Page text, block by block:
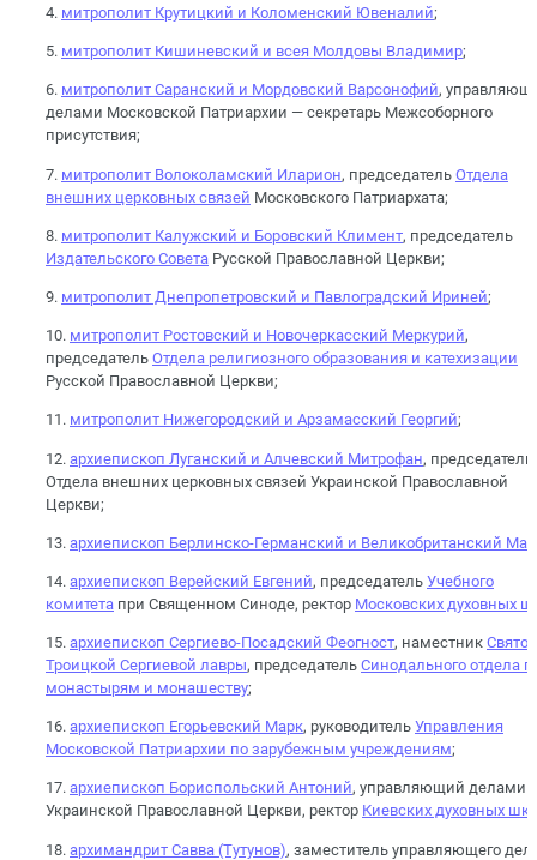
4. митрополит Крутицкий и Коломенский Ювеналий;
5. митрополит Кишиневский и всея Молдовы Владимир;
6. митрополит Саранский и Мордовский Варсонофий,
делами Московской Патриархии — секретарь Межсоборного
присутствия;
7. митрополит Волоколамский Иларион, председатель Отдела
внешних церковных связей Московского Патриархата;
8. митрополит Калужский и Боровский Климент, председатель
Издательского Совета Русской Православной Церкви;
9. митрополит Днепропетровский и Павлоградский Ириней;
10. митрополит Ростовский и Новочеркасский Меркурий,
председатель Отдела религиозного образования и катехизации
Русской Православной Церкви;
11. митрополит Нижегородский и Арзамасский Георгий;
12. архиепископ Луганский и Алчевский Митрофан, председатель
Отдела внешних церковных связей Украинской Православной
Церкви;
13. архиепископ Берлинско-Германский и Великобританский
14. архиепископ Верейский Евгений, председатель Учебного
комитета при Священном Синоде, ректор Московских духовных
15. архиепископ Сергиево-Посадский Феогност, наместник Свято-
Троицкой Сергиевой лавры, председатель Синодального отдела
монастырям и монашеству;
16. архиепископ Егорьевский Марк, руководитель Управления
Московской Патриархии по зарубежным учреждениям;
17. архиепископ Бориспольский Антоний, управляющий делами
Украинской Православной Церкви, ректор Киевских духовных
18. архимандрит Савва (Тутунов), заместитель управляющего